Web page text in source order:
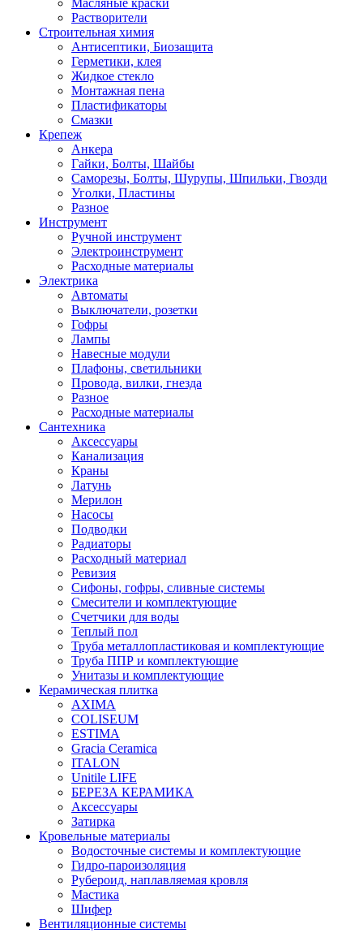
Масляные краски
Растворители
Строительная химия
Антисептики, Биозащита
Герметики, клея
Жидкое стекло
Монтажная пена
Пластификаторы
Смазки
Крепеж
Анкера
Гайки, Болты, Шайбы
Саморезы, Болты, Шурупы, Шпильки, Гвозди
Уголки, Пластины
Разное
Инструмент
Ручной инструмент
Электроинструмент
Расходные материалы
Электрика
Автоматы
Выключатели, розетки
Гофры
Лампы
Навесные модули
Плафоны, светильники
Провода, вилки, гнезда
Разное
Расходные материалы
Сантехника
Аксессуары
Канализация
Краны
Латунь
Мерилон
Насосы
Подводки
Радиаторы
Расходный материал
Ревизия
Сифоны, гофры, сливные системы
Смесители и комплектующие
Счетчики для воды
Теплый пол
Труба металлопластиковая и комплектующие
Труба ППР и комплектующие
Унитазы и комплектующие
Керамическая плитка
AXIMA
COLISEUM
ESTIMA
Gracia Ceramica
ITALON
Unitile LIFE
БЕРЕЗА КЕРАМИКА
Аксессуары
Затирка
Кровельные материалы
Водосточные системы и комплектующие
Гидро-пароизоляция
Рубероид, наплавляемая кровля
Мастика
Шифер
Вентиляционные системы